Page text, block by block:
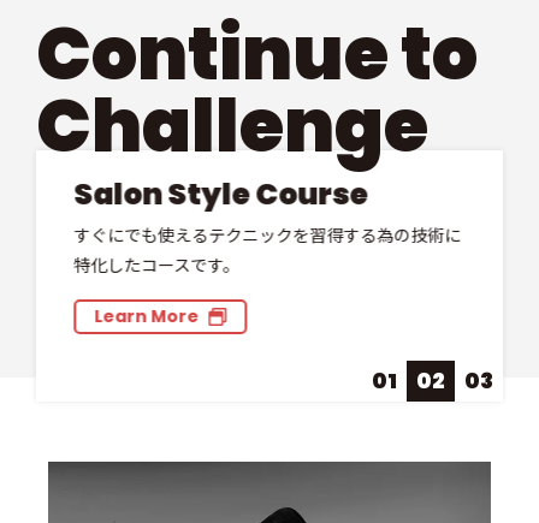
Continue to
Challenge
Salon Style Course
すぐにでも使えるテクニックを習得する為の技術に
特化したコースです。
Learn More